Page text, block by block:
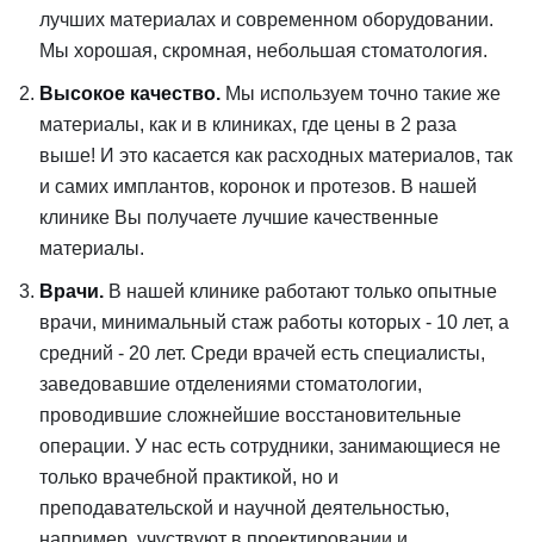
лучших материалах и современном оборудовании.
Мы хорошая, скромная, небольшая стоматология.
Высокое качество. Мы используем точно такие же
материалы, как и в клиниках, где цены в 2 раза
выше! И это касается как расходных материалов, так
и самих имплантов, коронок и протезов. В нашей
клинике Вы получаете лучшие качественные
материалы.
Врачи. В нашей клинике работают только опытные
врачи, минимальный стаж работы которых - 10 лет, а
средний - 20 лет. Среди врачей есть специалисты,
заведовавшие отделениями стоматологии,
проводившие сложнейшие восстановительные
операции. У нас есть сотрудники, занимающиеся не
только врачебной практикой, но и
преподавательской и научной деятельностью,